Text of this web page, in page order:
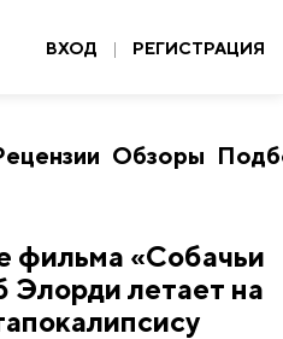
ВХОД | РЕГИСТРАЦИЯ
Обзоры
фильма «Собачьи
Элорди летает на